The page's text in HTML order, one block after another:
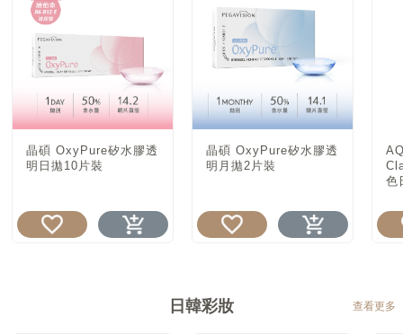
晶碩 OxyPure矽水膠透
明日拋10片裝
晶碩 OxyPure矽水膠透
明月拋2片裝
色
日韓彩妝 查看更多